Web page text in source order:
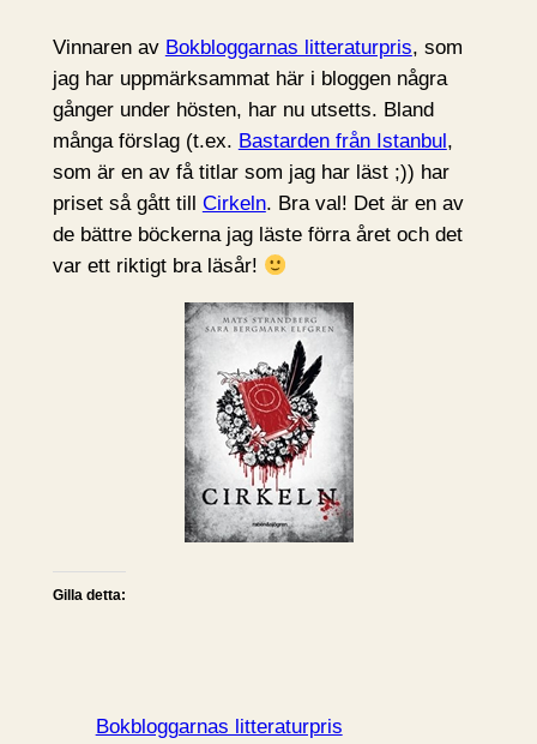
Vinnaren av Bokbloggarnas litteraturpris, som
jag har uppmärksammat här i bloggen några
gånger under hösten, har nu utsetts. Bland
många förslag (t.ex. Bastarden från Istanbul,
som är en av få titlar som jag har läst ;)) har
priset så gått till Cirkeln. Bra val! Det är en av
de bättre böckerna jag läste förra året och det
var ett riktigt bra läsår!
Gilla detta:
Bokbloggarnas litteraturpris